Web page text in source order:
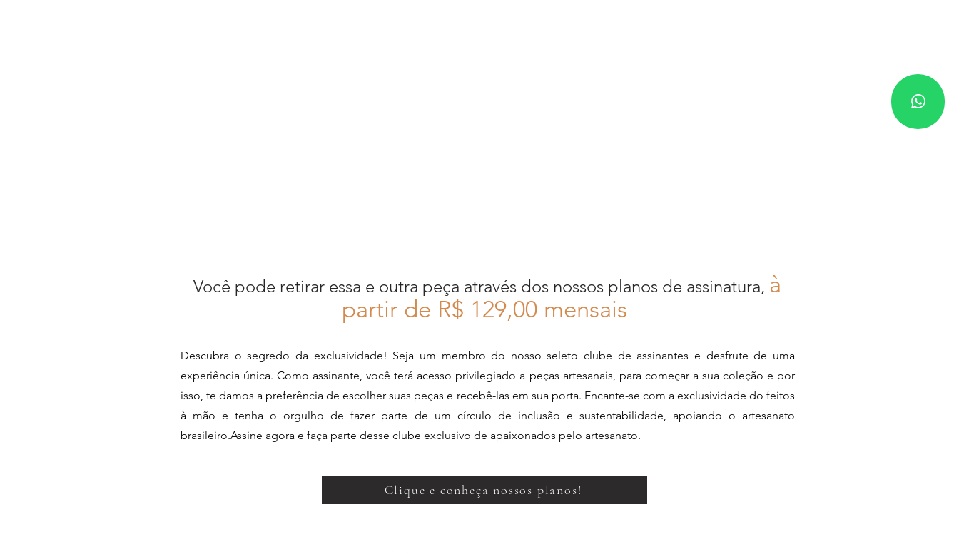
Você pode retirar essa e outra peça através dos nossos planos de assinatura, à
partir de R$ 129,00 mensais
Descubra o segredo da exclusividade! Seja um membro do nosso seleto clube de assinantes e desfrute de uma
experiência única. Como assinante, você terá acesso privilegiado a peças artesanais, para começar a sua coleção e por
isso, te damos a preferência de escolher suas peças e recebê-las em sua porta. Encante-se com a exclusividade do feitos
à mão e tenha o orgulho de fazer parte de um círculo de inclusão e sustentabilidade, apoiando o artesanato
brasileiro.Assine agora e faça parte desse clube exclusivo de apaixonados pelo artesanato.
Clique e conheça nossos planos!